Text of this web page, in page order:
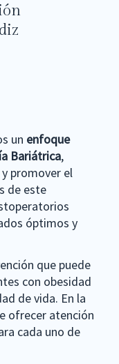
un enfoque
Bariátrica,
promover el
de este
óptimos y
que puede
con obesidad
de vida. En la
ofrecer atención
cada uno de